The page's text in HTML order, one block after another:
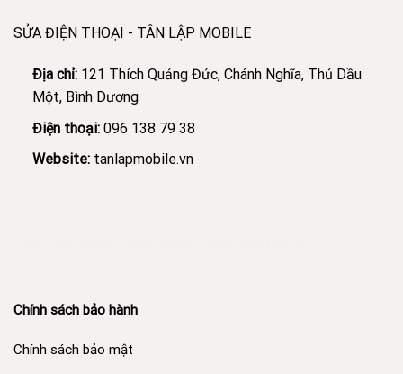
SỬA ĐIỆN THOẠI - TÂN LẬP MOBILE
Địa chỉ: 121 Thích Quảng Đức, Chánh Nghĩa, Thủ Dầu
Một, Bình Dương
Điện thoại: 096 138 79 38
Website: tanlapmobile.vn
Chính sách bảo hành
Chính sách bảo mật